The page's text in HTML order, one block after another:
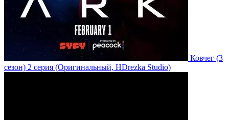
Ковчег (3
сезон) 2 серия (Оригинальный, HDrezka Studio)